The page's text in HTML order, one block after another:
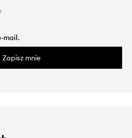
Zapisz mnie